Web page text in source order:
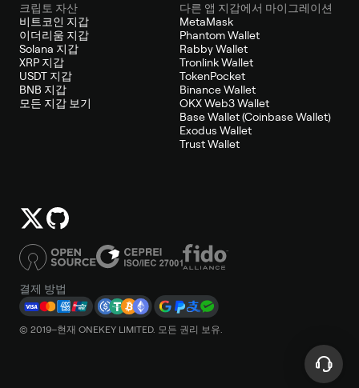
크립토 자산
비트코인 지갑
이더리움 지갑
Solana 지갑
XRP 지갑
USDT 지갑
BNB 지갑
모든 지갑 보기
다른 앱 지갑에서 마이그레이션
MetaMask
Phantom Wallet
Rabby Wallet
Tronlink Wallet
TokenPocket
Binance Wallet
OKX Web3 Wallet
Base Wallet (Coinbase Wallet)
Exodus Wallet
Trust Wallet
결제 방법
© 2019–현재 ONEKEY LIMITED. 모든 권리 보유.